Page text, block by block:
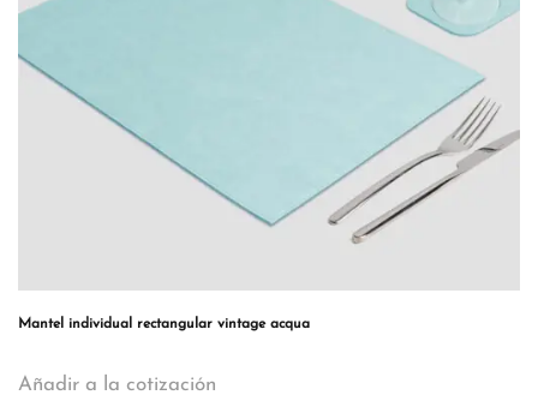
Mantel individual rectangular vintage acqua
Añadir a la cotización